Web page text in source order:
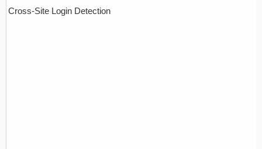
Cross-Site Login Detection